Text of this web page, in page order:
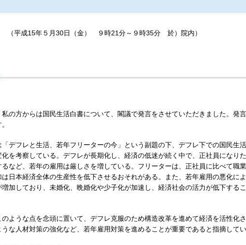
（平成15年５月30日（金） ９時21分～９時35分 於）院内）
の方からは国民生活白書について、閣議で発言をさせていただきました。発言
デフレと生活、若年フリーターの今」という副題の下、デフレ下での国民生
を考察している。デフレが長期化し、経済の低迷が続く中で、正社員になり
など、若年の雇用は厳しさを増している。フリーターは、正社員に比べて職
は日本経済全体の生産性を低下させるおそれがある。また、若年雇用の悪化に
加しており、未婚化、晩婚化や少子化が加速し、経済社会の活力が低下する
ような点を念頭に置いて、デフレ克服のため構造改革を進めて経済を活性化
な人材対策の強化など、若年雇用対策を進めることが重要であると指摘してい